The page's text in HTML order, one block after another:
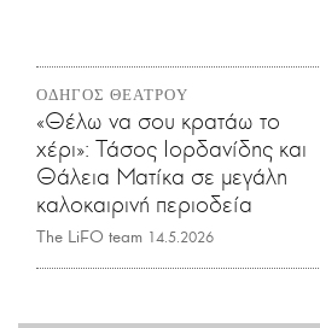
ΟΔΗΓΟΣ ΘΕΑΤΡΟΥ
«Θέλω να σου κρατάω το
χέρι»: Τάσος Ιορδανίδης και
Θάλεια Ματίκα σε μεγάλη
καλοκαιρινή περιοδεία
The LiFO team 14.5.2026